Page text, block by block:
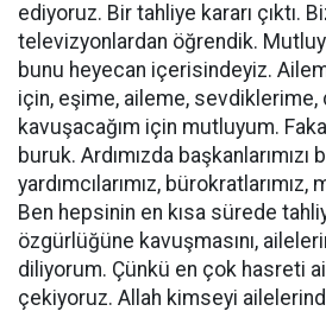
ediyoruz. Bir tahliye kararı çıktı.
televizyonlardan öğrendik.
bunu heyecan içerisindeyiz.
için, eşime, aileme, sevdiklerime,
kavuşacağım için mutluyum.
buruk. Ardımızda başkanlarımızı
yardımcılarımız,
Ben hepsinin en kısa sürede
özgürlüğüne kavuşmasını,
diliyorum. Çünkü en çok hasreti
çekiyoruz. Allah kimseyi